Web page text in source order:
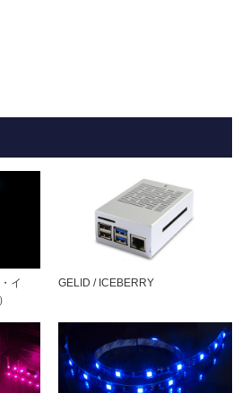
ド、PCケース内のドレスア
色のラインナップ
アクリルパネルなど、マグ
が困難な部分にも付属の両
けできます。
しました。
：長さ50cm（S-ATA接続電源ケーブル）1
：長さ15.5cm（延長ケーブル・短）1本
：長さ30.5cm（延長ケーブル・長）1本
S-ATA接続
（バー2本、電源ケーブル、延長ケー
ブル全ての重量）
せん。
ンロードは下記よりダウンロード頂
ダウンロード
イ
GELID / ICEBERRY